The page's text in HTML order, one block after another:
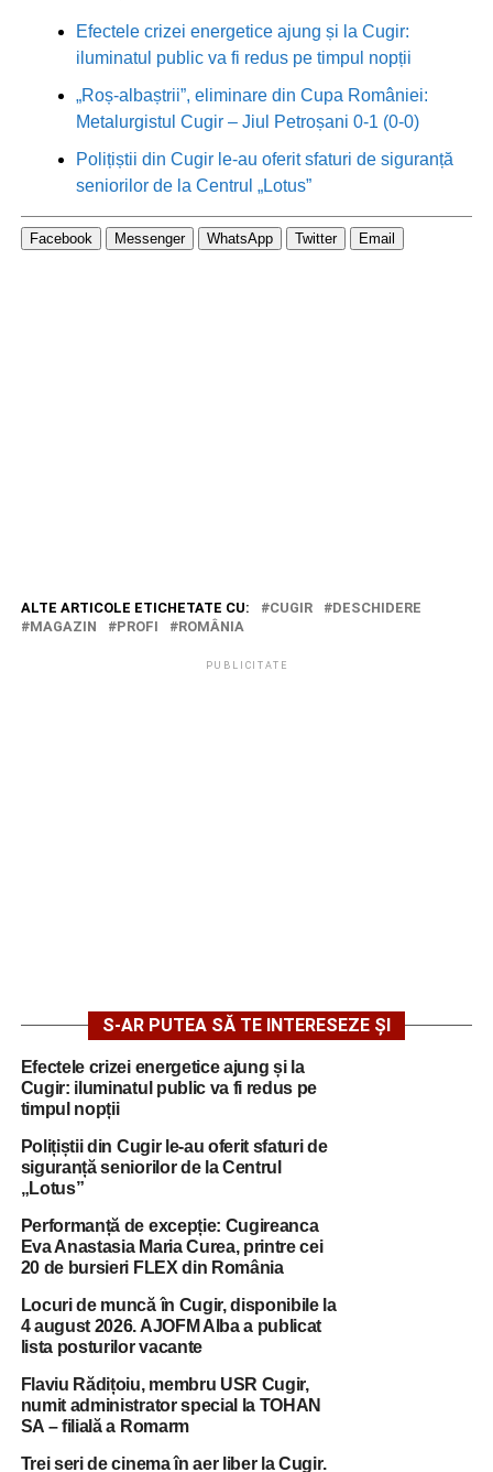
Efectele crizei energetice ajung și la Cugir:
iluminatul public va fi redus pe timpul nopții
„Roș-albaștrii”, eliminare din Cupa României:
Metalurgistul Cugir – Jiul Petroșani 0-1 (0-0)
Polițiștii din Cugir le-au oferit sfaturi de siguranță
seniorilor de la Centrul „Lotus”
Facebook Messenger WhatsApp Twitter Email
ALTE ARTICOLE ETICHETATE CU: CUGIR
DESCHIDERE
MAGAZIN
PROFI ROMÂNIA
PUBLICITATE
S-AR PUTEA SĂ TE INTERESEZE ȘI
Efectele crizei energetice ajung și la
Cugir: iluminatul public va fi redus pe
timpul nopții
Polițiștii din Cugir le-au oferit sfaturi de
siguranță seniorilor de la Centrul
„Lotus”
Performanță de excepție: Cugireanca
Eva Anastasia Maria Curea, printre cei
20 de bursieri FLEX din România
Locuri de muncă în Cugir, disponibile la
4 august 2026. AJOFM Alba a publicat
lista posturilor vacante
Flaviu Rădițoiu, membru USR Cugir,
numit administrator special la TOHAN
SA – filială a Romarm
Trei seri de cinema în aer liber la Cugir.